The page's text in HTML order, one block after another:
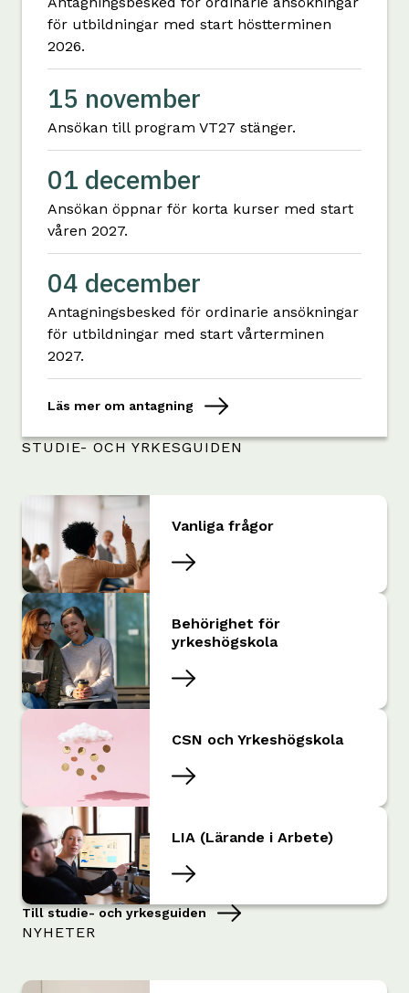
för utbildningar med start höstterminen
2026.
15 november
Ansökan till program VT27 stänger.
01 december
Ansökan öppnar för korta kurser med start
våren 2027.
04 december
Antagningsbesked för ordinarie ansökningar
för utbildningar med start vårterminen
2027.
Läs mer om antagning
STUDIE- OCH YRKESGUIDEN
Vanliga frågor
Behörighet för
yrkeshögskola
CSN och Yrkeshögskola
LIA (Lärande i Arbete)
Till studie- och yrkesguiden
NYHETER